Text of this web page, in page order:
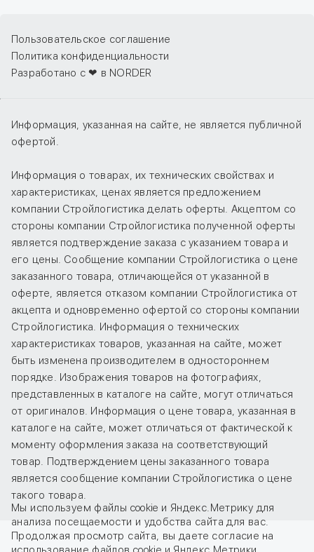
Пользовательское соглашение
Политика конфиденциальности
Разработано с ❤ в NORDER
Информация, указанная на сайте, не является публичной
офертой.
Информация о товарах, их технических свойствах и
характеристиках, ценах является предложением
компании Стройлогистика делать оферты. Акцептом со
стороны компании Стройлогистика полученной оферты
является подтверждение заказа с указанием товара и
его цены. Сообщение компании Стройлогистика о цене
заказанного товара, отличающейся от указанной в
оферте, является отказом компании Стройлогистика от
акцепта и одновременно офертой со стороны компании
Стройлогистика. Информация о технических
характеристиках товаров, указанная на сайте, может
быть изменена производителем в одностороннем
порядке. Изображения товаров на фотографиях,
представленных в каталоге на сайте, могут отличаться
от оригиналов. Информация о цене товара, указанная в
каталоге на сайте, может отличаться от фактической к
моменту оформления заказа на соответствующий
товар. Подтверждением цены заказанного товара
является сообщение компании Стройлогистика о цене
такого товара.
Мы используем файлы cookie и Яндекс.Метрику для
анализа посещаемости и удобства сайта для вас.
Продолжая просмотр сайта, вы даете согласие на